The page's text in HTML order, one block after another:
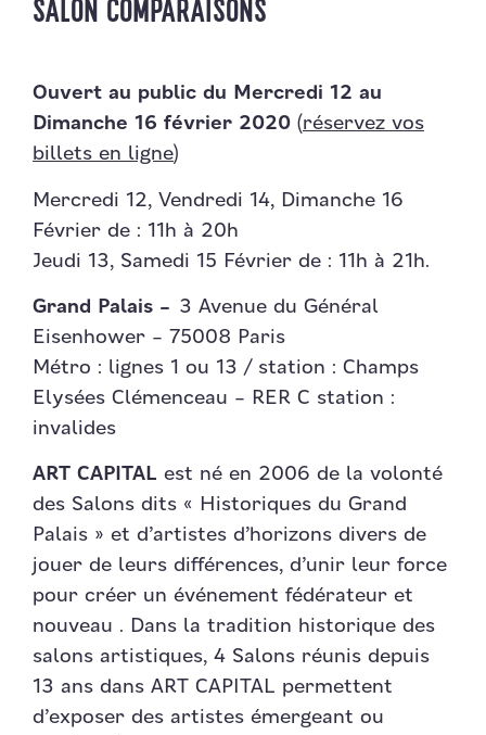
SALON COMPARAISONS
Ouvert au public du Mercredi 12 au
Dimanche 16 février 2020 (réservez vos
billets en ligne)
Mercredi 12, Vendredi 14, Dimanche 16
Février de : 11h à 20h
Jeudi 13, Samedi 15 Février de : 11h à 21h.
Grand Palais – 3 Avenue du Général
Eisenhower – 75008 Paris
Métro : lignes 1 ou 13 / station : Champs
Elysées Clémenceau – RER C station :
invalides
ART CAPITAL est né en 2006 de la volonté
des Salons dits « Historiques du Grand
Palais » et d’artistes d’horizons divers de
jouer de leurs différences, d’unir leur force
pour créer un événement fédérateur et
nouveau . Dans la tradition historique des
salons artistiques, 4 Salons réunis depuis
13 ans dans ART CAPITAL permettent
d’exposer des artistes émergeant ou